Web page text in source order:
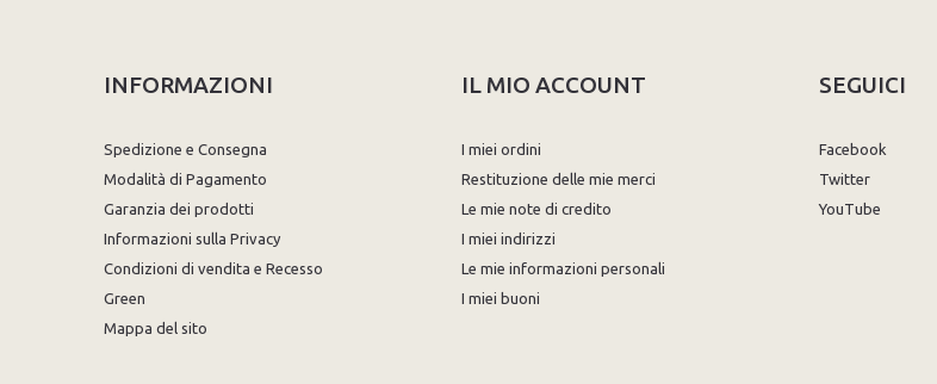
INFORMAZIONI
Spedizione e Consegna
Modalità di Pagamento
Garanzia dei prodotti
Informazioni sulla Privacy
Condizioni di vendita e Recesso
Green
Mappa del sito
IL MIO ACCOUNT
I miei ordini
Restituzione delle mie merci
Le mie note di credito
I miei indirizzi
Le mie informazioni personali
I miei buoni
SEGUICI
Facebook
Twitter
YouTube